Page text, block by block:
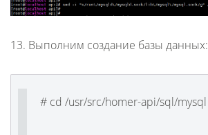
13. Выполним создание базы данных:
# cd /usr/src/homer-api/sql/mysql